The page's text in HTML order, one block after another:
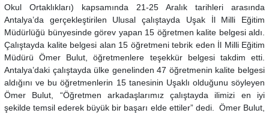
Okul Ortaklıkları) kapsamında 21-25 Aralık tarihleri arasında
Antalya’da gerçekleştirilen Ulusal çalıştayda Uşak İl Milli Eğitim
Müdürlüğü bünyesinde görev yapan 15 öğretmen kalite belgesi aldı.
Çalıştayda kalite belgesi alan 15 öğretmeni tebrik eden İl Milli Eğitim
Müdürü Ömer Bulut, öğretmenlere teşekkür belgesi takdim etti.
Antalya’daki çalıştayda ülke genelinden 47 öğretmenin kalite belgesi
aldığını ve bu öğretmenlerin 15 tanesinin Uşaklı olduğunu söyleyen
Ömer Bulut, “Öğretmen arkadaşlarımız çalıştayda ilimizi en iyi
şekilde temsil ederek büyük bir başarı elde ettiler” dedi. Ömer Bulut,